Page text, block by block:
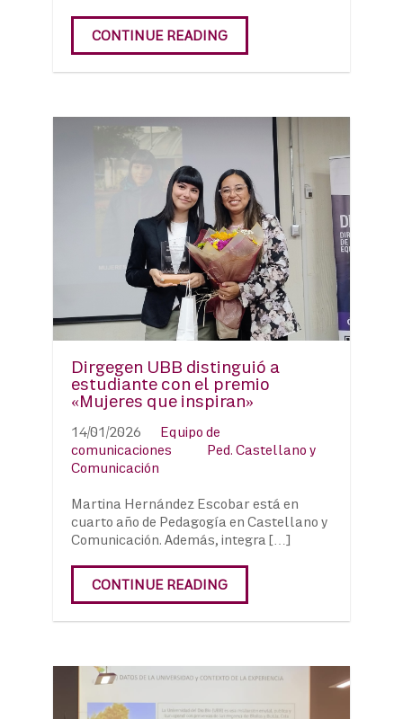
CONTINUE READING
Dirgegen UBB distinguió a
estudiante con el premio
«Mujeres que inspiran»
14/01/2026
Equipo de
comunicaciones
Ped. Castellano y
Comunicación
Martina Hernández Escobar está en
cuarto año de Pedagogía en Castellano y
Comunicación. Además, integra […]
CONTINUE READING